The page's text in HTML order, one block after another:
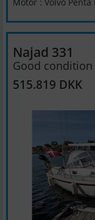
Najad 331
Good
515.819 DKK